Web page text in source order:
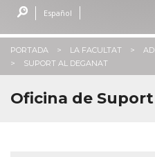
BÚSTIA
Español
PORTADA LA FACULTAT
SUPORT AL DEGANAT
Oficina de